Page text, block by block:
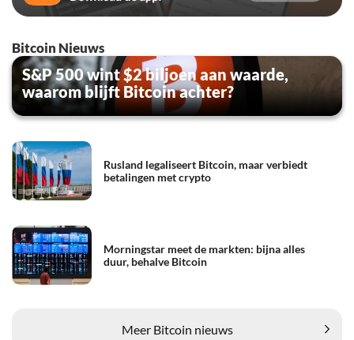
Bitcoin Nieuws
S&P 500 wint $2 biljoen aan waarde,
waarom blijft Bitcoin achter?
Rusland legaliseert Bitcoin, maar verbiedt
betalingen met crypto
Morningstar meet de markten: bijna alles
duur, behalve Bitcoin
Meer Bitcoin nieuws